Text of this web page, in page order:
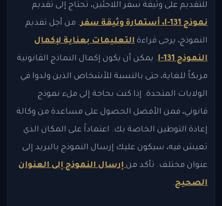
للتقديم على وثيقة سفر اللاجئين، تحتاج إلى تقديم
نموذج I-131، أستمارة وثيقة سفر
. من أجل تقديم
النموذج، يرجى قراءة التعليمات بعناية لإكمال
النموذج I-131
. يمكن أن يكون إكمال النماذج القانونية
مربكاً للغاية، حتى بالنسبة للأشخاص الذين ولدوا في
الولايات المتحدة. إذا كنت بحاجة إلى ملء نموذج
قانوني، فمن الأفضل الحصول على مساعدة من وكالة
إعادة التوطين الخاصة بك. اعتماداً على المكان الذي
تعيش فيه، سيكون عليك إرسال النموذج بالبريد إلى
عنوان مختلف. تأكد منإرسال النموذج إلى العنوان
الصحيح.